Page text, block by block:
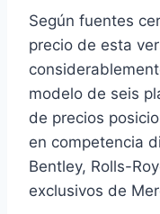
Según fuentes
precio de esta
modelo de seis
de precios
en competencia
Bentley, Rolls-
exclusivos de